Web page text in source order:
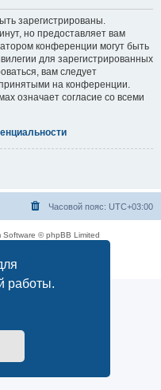
работы.
зарегистрированы.
но предоставляет вам
конференции могут быть
для зарегистрированных
вам следует
на конференции.
означает согласие со всеми
Часовой пояс: UTC+03:00
Software © phpBB Limited
|Правила